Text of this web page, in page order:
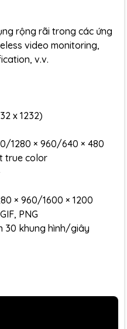
rộng rãi trong các ứng
video monitoring,
v.v.
x 1232)
1280 × 960/640 × 480
true color
× 960/1600 × 1200
PNG
30 khung hình/giây